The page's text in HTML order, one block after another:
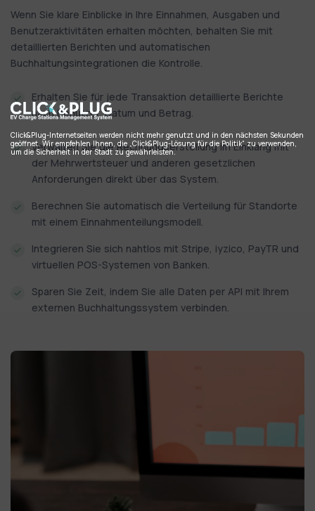
Wenn Sie klare Einblicke in Ihre Einnahmen, Ausgaben und
Benutzeraktivitäten erhalten möchten, behalten Sie mit
detaillierten Berichten und automatischen
Buchhaltungsintegrationen die Kontrolle.
Erhalten Sie für jede Transaktion detaillierte Berichte
nach Benutzer, Datum und Betrag.
Verwalten Sie die Rechnungserstellung im Einklang mit
der Mehrwertsteuer und anderen gesetzlichen
Anforderungen direkt über das System.
Berechnen Sie automatisch die Verteilung für Standorte
mit einem Einnahmenteilungsmodell.
Integrieren Sie sich nahtlos mit Stripe, iyzico, PayTR und
virtuellen POS-Systemen von Banken.
Sparen Sie Zeit, indem Sie alle Daten per API mit Ihrem
externen Buchhaltungssystem verbinden.
Click&Plug-Internetseiten werden nicht mehr genutzt und in den nächsten Sekunden
geöffnet. Wir empfehlen Ihnen, die „Click&Plug-Lösung für die Politik“ zu verwenden,
um die Sicherheit in der Stadt zu gewährleisten.